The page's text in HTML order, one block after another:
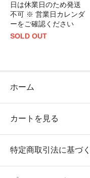
日は休業日のため発送
不可 ※ 営業日カレンダ
ーをご確認ください
SOLD OUT
ホーム
カートを見る
特定商取引法に基づ